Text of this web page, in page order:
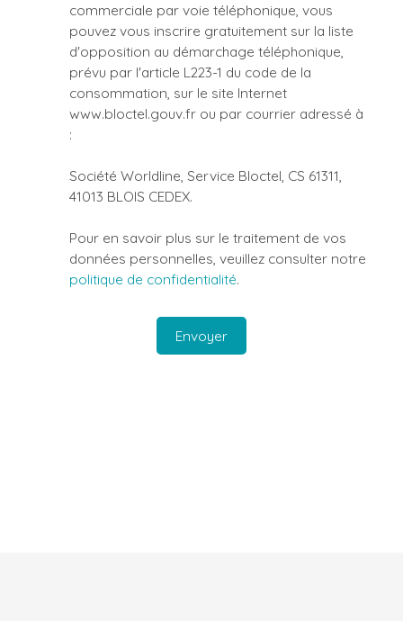
commerciale par voie téléphonique, vous
pouvez vous inscrire gratuitement sur la liste
d'opposition au démarchage téléphonique,
prévu par l'article L223-1 du code de la
consommation, sur le site Internet
www.bloctel.gouv.fr ou par courrier adressé à
:
Société Worldline, Service Bloctel, CS 61311,
41013 BLOIS CEDEX.
Pour en savoir plus sur le traitement de vos
données personnelles, veuillez consulter notre
politique de confidentialité.
Envoyer